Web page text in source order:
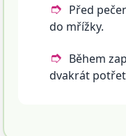
Před
do mřížky.
Během
dvakrát